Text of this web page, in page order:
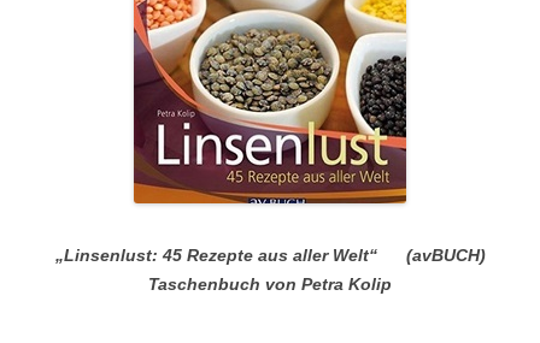
„Linsenlust: 45 Rezepte aus aller Welt“ (avBUCH)
Taschenbuch von Petra Kolip